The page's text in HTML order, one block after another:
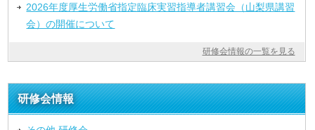
2026年度厚生労働省指定臨床実習指導者講習会（山梨県講習
会）の開催について
研修会情報の一覧を見る
研修会情報